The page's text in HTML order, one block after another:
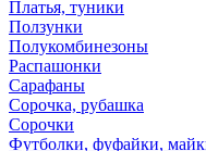
Платья, туники
Ползунки
Полукомбинезоны
Распашонки
Сарафаны
Сорочка, рубашка
Сорочки
Футболки, фуфайки,